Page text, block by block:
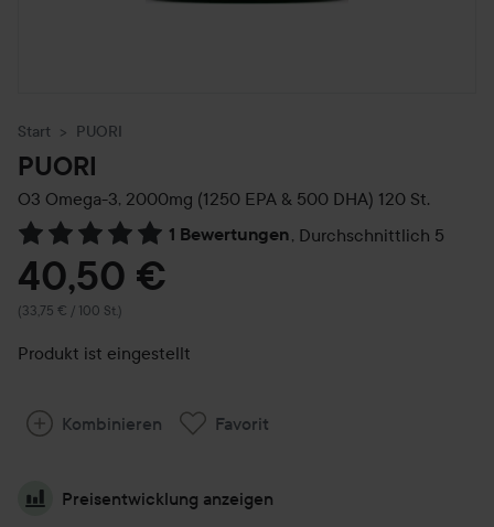
Start PUORI
PUORI
O3 Omega-3, 2000mg (1250 EPA & 500 DHA) 120 St.
1 Bewertungen, Durchschnittlich 5
Weiter zu Reviews & Kommentare
40,50 €
(33,75 € / 100 St.)
Produkt ist eingestellt
Kombinieren Favorit
Preisentwicklung anzeigen